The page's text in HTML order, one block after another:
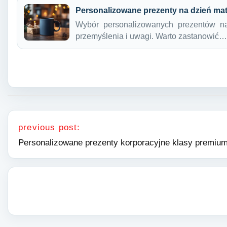
Personalizowane prezenty na dzień
Wybór personalizowanych prezentów
przemyślenia i uwagi. Warto zastanowić…
Nawigacja wpisu
previous post:
Personalizowane prezenty korporacyjne klasy